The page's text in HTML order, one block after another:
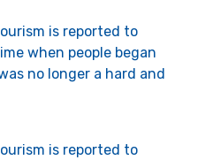
is reported to
when people began
no longer a hard and
is reported to